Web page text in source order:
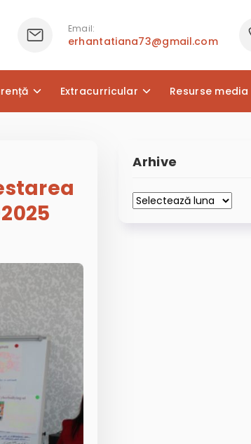
Email:
erhantatiana73@gmail.com
Extracurricular Resurse media
Arhive
Arhive